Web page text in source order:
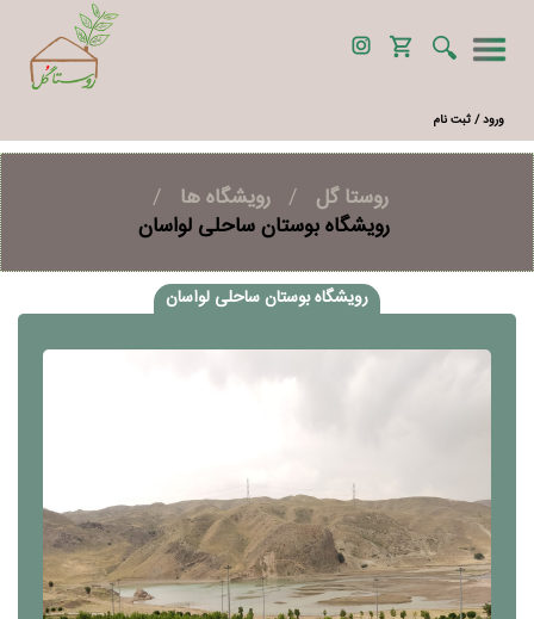
ورود / ثبت نام
روستا گل / رویشگاه ها
/
رویشگاه بوستان ساحلی لواسان
رویشگاه بوستان ساحلی لواسان